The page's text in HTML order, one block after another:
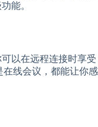
能。
以在远程连接时享受
线会议，都能让你感